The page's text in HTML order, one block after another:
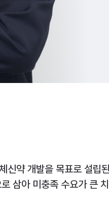
개발을 목표로 설립된
삼아 미충족 수요가 큰